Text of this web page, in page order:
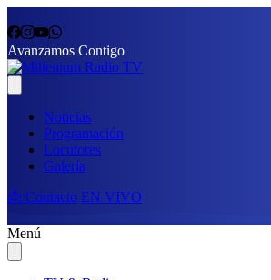
Avanzamos Contigo
Noticias
Programación
Locutores
Galería
📩 Contacto EN VIVO
Menú